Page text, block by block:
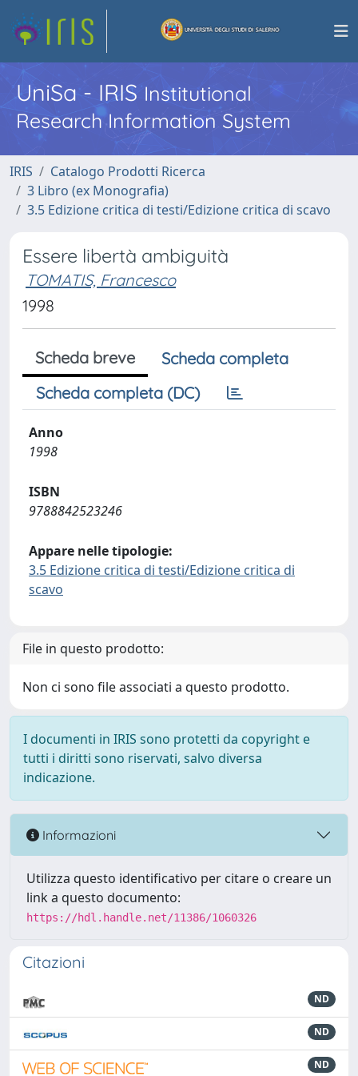
UniSa - IRISInstitutional
Research Information System
IRIS
Catalogo Prodotti Ricerca
3 Libro (ex Monografia)
3.5 Edizione critica di testi/Edizione critica di scavo
Essere libertà ambiguità
TOMATIS, Francesco
1998
Scheda breve
Scheda completa
Scheda completa (DC)
Anno
1998
ISBN
9788842523246
Appare nelle tipologie:
3.5 Edizione critica di testi/Edizione critica di
scavo
File in questo prodotto:
Non ci sono file associati a questo prodotto.
I documenti in IRIS sono protetti da copyright e
tutti i diritti sono riservati, salvo diversa
indicazione.
Informazioni
Utilizza questo identificativo per citare o creare un
link a questo documento:
https://hdl.handle.net/11386/1060326
Citazioni
ND
ND
ND